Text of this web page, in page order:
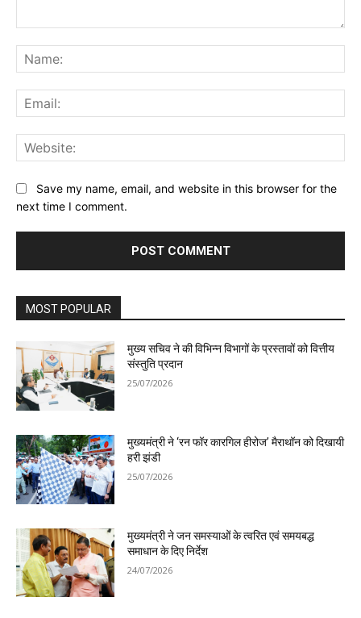
Save my name, email, and website in this browser for the
next time I comment.
MOST POPULAR
मुख्य सचिव ने की विभिन्न विभागों के प्रस्तावों को वित्तीय
संस्तुति प्रदान
25/07/2026
मुख्यमंत्री ने ‘रन फॉर कारगिल हीरोज’ मैराथॉन को दिखायी
हरी झंडी
25/07/2026
मुख्यमंत्री ने जन समस्याओं के त्वरित एवं समयबद्ध
समाधान के दिए निर्देश
24/07/2026